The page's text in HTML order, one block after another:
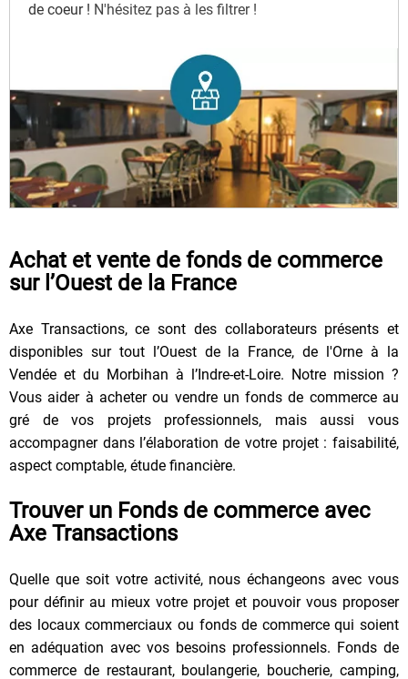
de coeur ! N'hésitez pas à les filtrer !
Achat et vente de fonds de commerce
sur l’Ouest de la France
Axe Transactions, ce sont des collaborateurs présents et
disponibles sur tout l’Ouest de la France, de l'Orne à la
Vendée et du Morbihan à l’Indre-et-Loire. Notre mission ?
Vous aider à acheter ou vendre un fonds de commerce au
gré de vos projets professionnels, mais aussi vous
accompagner dans l’élaboration de votre projet : faisabilité,
aspect comptable, étude financière.
Trouver un Fonds de commerce avec
Axe Transactions
Quelle que soit votre activité, nous échangeons avec vous
pour définir au mieux votre projet et pouvoir vous proposer
des locaux commerciaux ou fonds de commerce qui soient
en adéquation avec vos besoins professionnels. Fonds de
commerce de restaurant, boulangerie, boucherie, camping,